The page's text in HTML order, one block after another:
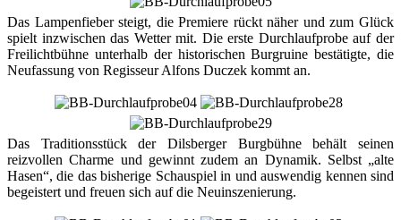
Das Lampenfieber steigt, die Premiere rückt näher und zum Glück
spielt inzwischen das Wetter mit. Die erste Durchlaufprobe auf der
Freilichtbühne unterhalb der historischen Burgruine bestätigte, die
Neufassung von Regisseur Alfons Duczek kommt an.
Das Traditionsstück der Dilsberger Burgbühne behält seinen
reizvollen Charme und gewinnt zudem an Dynamik. Selbst „alte
Hasen“, die das bisherige Schauspiel in und auswendig kennen sind
begeistert und freuen sich auf die Neuinszenierung.